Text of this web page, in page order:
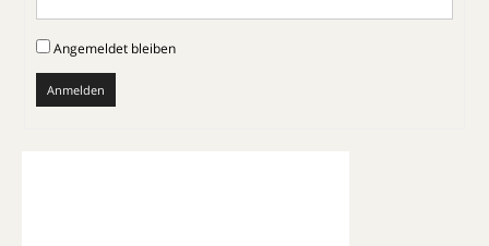
Angemeldet bleiben
Anmelden